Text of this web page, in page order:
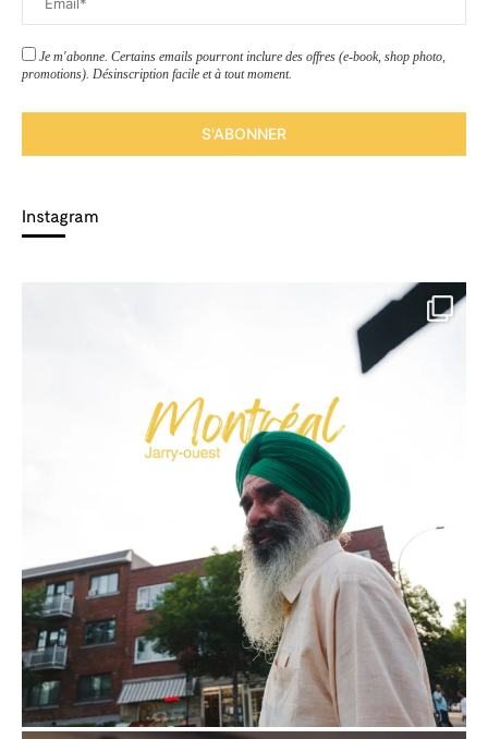
Je m'abonne. Certains emails pourront inclure des offres (e-book, shop photo,
promotions). Désinscription facile et à tout moment.
Instagram